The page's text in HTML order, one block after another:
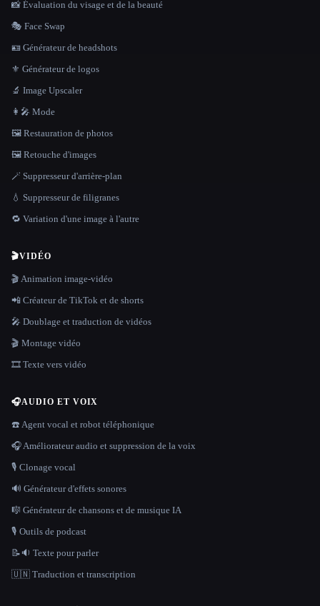
📸 Évaluation du visage et de la beauté
🎭 Face Swap
🪪 Générateur de headshots
⚜️ Générateur de logos
🔬 Image Upscaler
👩‍🎤 Mode
🖼️ Restauration de photos
🖼️ Retouche d'images
🪄 Suppresseur d'arrière-plan
💧 Suppresseur de filigranes
🔁 Variation d'une image à l'autre
🎬VIDÉO
🎬 Animation image-vidéo
📲 Créateur de TikTok et de shorts
🎤 Doublage et traduction de vidéos
🎬 Montage vidéo
🎞️ Texte vers vidéo
🎧AUDIO ET VOIX
☎️ Agent vocal et robot téléphonique
🎧 Améliorateur audio et suppression de la voix
🎙️ Clonage vocal
🔊 Générateur d'effets sonores
🎼 Générateur de chansons et de musique IA
🎙️ Outils de podcast
📝🔉 Texte pour parler
🇺🇳 Traduction et transcription